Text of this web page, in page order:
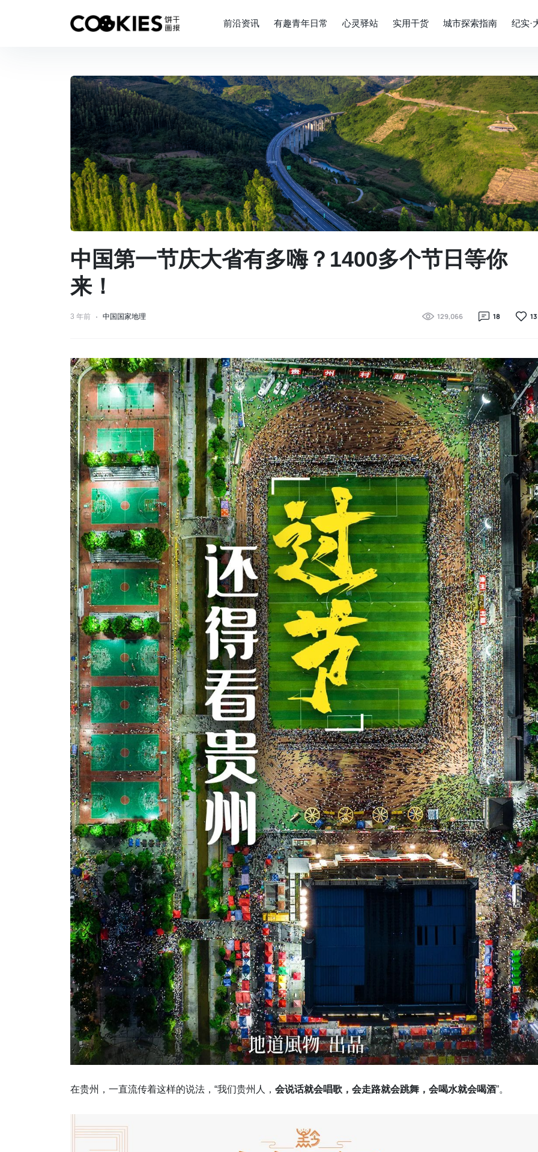
前沿资讯 有趣青年日常 心灵驿站 实用干货 城市探索指南 纪实·
中国第一节庆大省有多嗨？1400多个节日等你
来！
3 年前 中国国家地理 129,066 18
在贵州，一直流传着这样的说法，“我们贵州人， 会说话就会唱歌，会走路就会跳舞，会喝水就会喝酒”。